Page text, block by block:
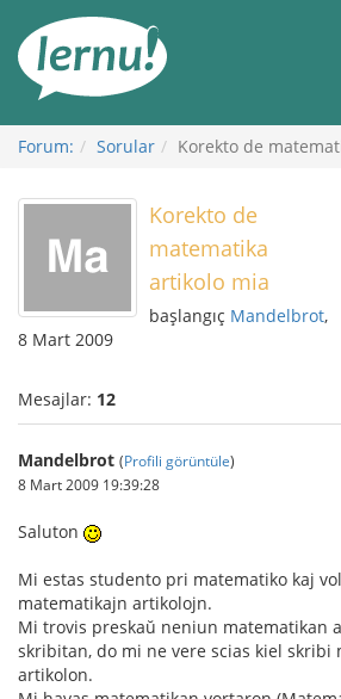
Görüntüleme
Forum: Sorular Korekto de
Korekto de
matematika
artikolo mia
başlangıç Mandelbrot,
8 Mart 2009
Mesajlar: 12
Mandelbrot (Profili görüntüle)
8 Mart 2009 19:39:28
Saluton
Mi estas studento pri matematiko kaj
matematikajn artikolojn.
Mi trovis preskaŭ neniun matematikan
skribitan, do mi ne vere scias kiel skribi
artikolon.